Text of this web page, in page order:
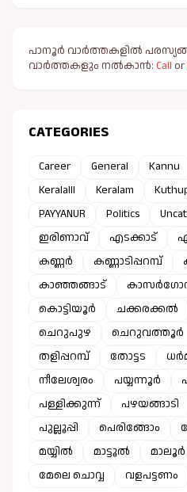
പാനൂർ വാർത്തകളിൽ
വാർത്തകളും നൽകാൻ: Call or
CATEGORIES
Career General Kannu
Keralalll
Keralam
PAYYANUR
Politics
ഇരിണാവ്
എടക്കാട്
കണ്ണർ
കണ്ണാടിപ്പറമ്പ്
കാഞ്ഞങ്ങാട്
കൊട്ടിയൂർ
ചക്കരക്കൽ
ചെറുപുഴ
ചെറുവത്തൂർ
തളിപ്പറമ്പ്
തോട്ടട
നീലേശ്വരം
പയ്യന്നൂർ
പള്ളിക്കുന്ന്
പഴയങ്ങാടി
പുല്ലൂപ്പി
പെരിങ്ങോം
മയ്യിൽ
മാട്ടൂൽ മാലൂർ
മേലെ ചൊവ്വ
വളപട്ടണം